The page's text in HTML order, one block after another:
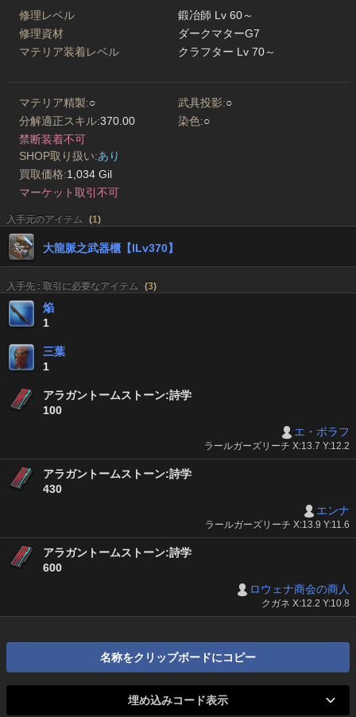
修理レベル
鍛冶師 Lv 60～
修理資材
ダークマターG7
マテリア装着レベル
クラフター Lv 70～
マテリア精製:○ 武具投影:○
分解適正スキル:370.00 染色:○
禁断装着不可
SHOP取り扱い:あり
買取価格:1,034 Gil
マーケット取引不可
入手元のアイテム (1)
大龍脈之武器櫃【ILv370】
入手先 : 取引に必要なアイテム (3)
焔
1
三葉
1
アラガントームストーン:詩学
100
エ・ボラフ
ラールガーズリーチ X:13.7 Y:12.2
アラガントームストーン:詩学
430
エンナ
ラールガーズリーチ X:13.9 Y:11.6
アラガントームストーン:詩学
600
ロウェナ商会の商人
クガネ X:12.2 Y:10.8
名称をクリップボードにコピー
埋め込みコード表示